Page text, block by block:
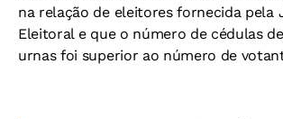
na relação de eleitores fornecida pela
Eleitoral e que o número de cédulas
urnas foi superior ao número de